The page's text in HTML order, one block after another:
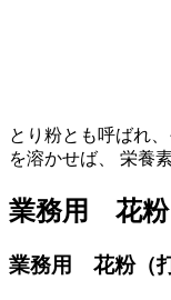
とり粉とも呼ばれ
を溶かせば、 栄養
業務用 花粉
業務用 花粉（打